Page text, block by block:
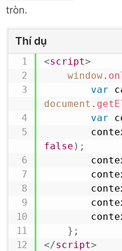
tròn.
Thí dụ
<script>
window.
var
document .
var
false ) ;
} ;
</script>